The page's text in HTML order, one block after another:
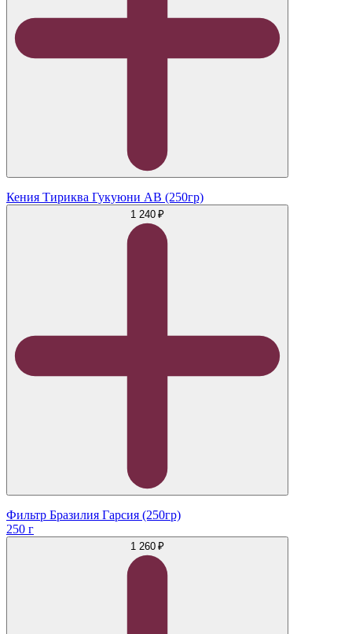
Кения Тириква Гукуюни АB (250гр)
1 240 ₽
Фильтр Бразилия Гарсия (250гр)
250 г
1 260 ₽